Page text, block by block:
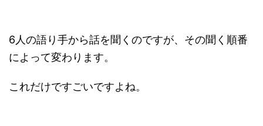
6人の語り手から話を聞くのですが、その聞く順番
によって変わります。
これだけですごいですよね。